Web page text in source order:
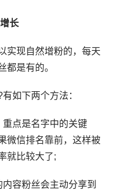
长
现自然增粉的，每天
都是有的。
如下两个方法：
点是名字中的关键
微信排名靠前，这样被
就比较大了;
容粉丝会主动分享到